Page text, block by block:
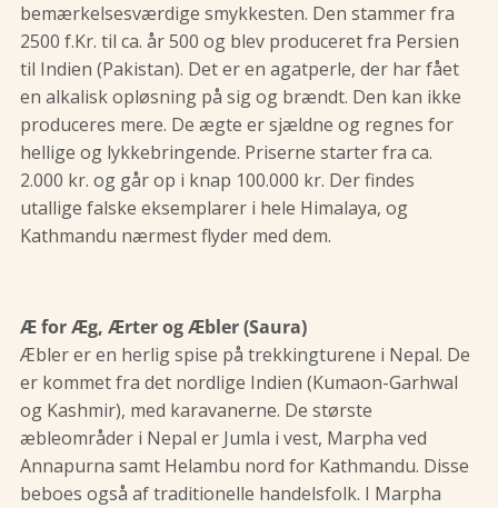
bemærkelsesværdige smykkesten. Den stammer fra
2500 f.Kr. til ca. år 500 og blev produceret fra Persien
til Indien (Pakistan). Det er en agatperle, der har fået
en alkalisk opløsning på sig og brændt. Den kan ikke
produceres mere. De ægte er sjældne og regnes for
hellige og lykkebringende. Priserne starter fra ca.
2.000 kr. og går op i knap 100.000 kr. Der findes
utallige falske eksemplarer i hele Himalaya, og
Kathmandu nærmest flyder med dem.
Æ for Æg, Ærter og Æbler (Saura)
Æbler er en herlig spise på trekkingturene i Nepal. De
er kommet fra det nordlige Indien (Kumaon-Garhwal
og Kashmir), med karavanerne. De største
æbleområder i Nepal er Jumla i vest, Marpha ved
Annapurna samt Helambu nord for Kathmandu. Disse
beboes også af traditionelle handelsfolk. I Marpha